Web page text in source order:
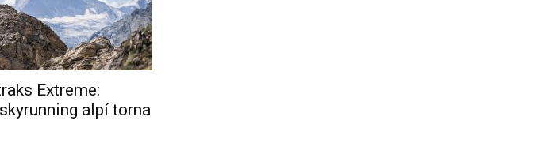
Extreme:
alpí torna